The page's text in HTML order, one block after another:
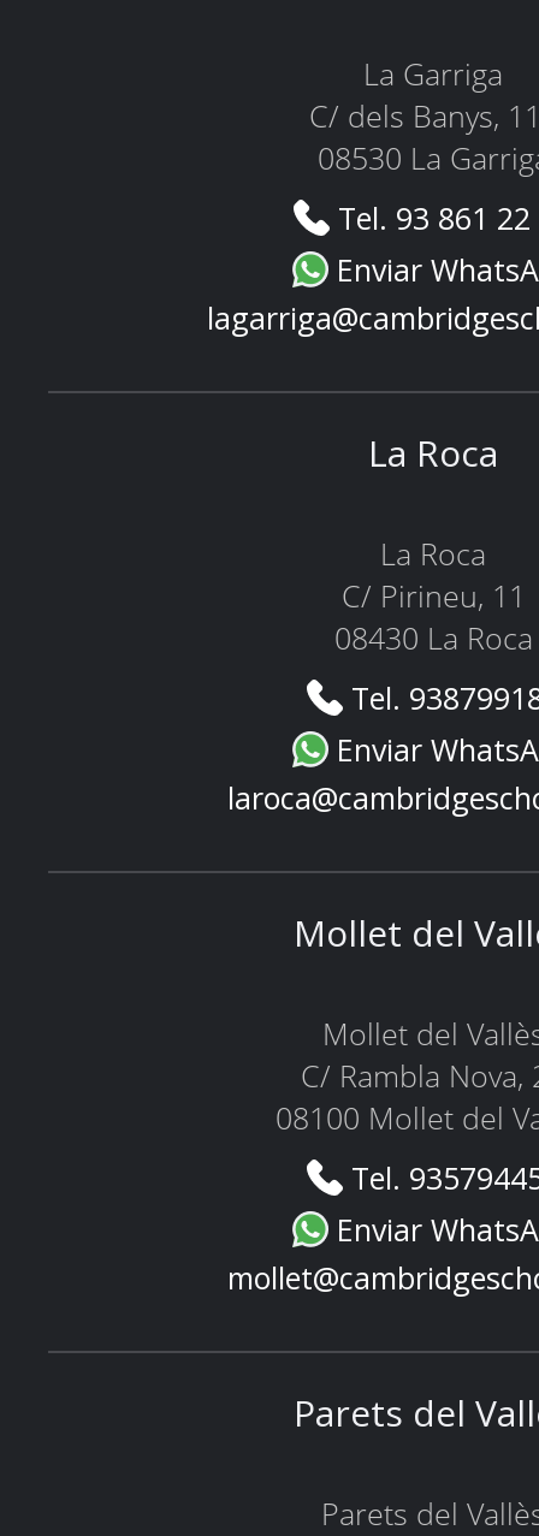
La Garriga
C/ dels Banys,
08530 La
Tel. 93 861
Enviar
La Roca
La Roca
C/ Pirineu, 11
08430 La Roca
Tel.
Enviar
Mollet del
Mollet del
C/ Rambla Nova,
08100 Mollet del
Tel.
Enviar
Parets del
Parets del